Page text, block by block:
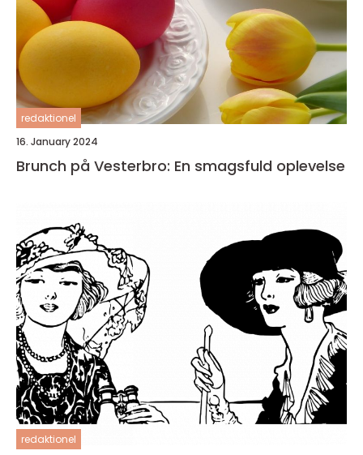
redaktionel
16. January 2024
Brunch på Vesterbro: En smagsfuld oplevelse
redaktionel